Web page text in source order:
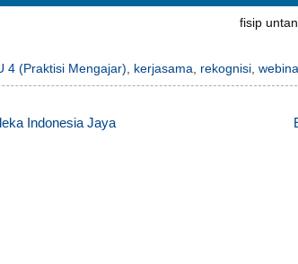
fisip untan
4 (Praktisi Mengajar) kerjasama rekognisi ,
Indonesia Jaya